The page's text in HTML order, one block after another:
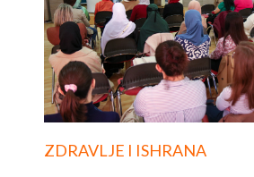
ZDRAVLJE I ISHRANA